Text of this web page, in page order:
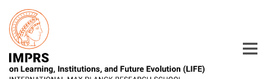
Main-
Content